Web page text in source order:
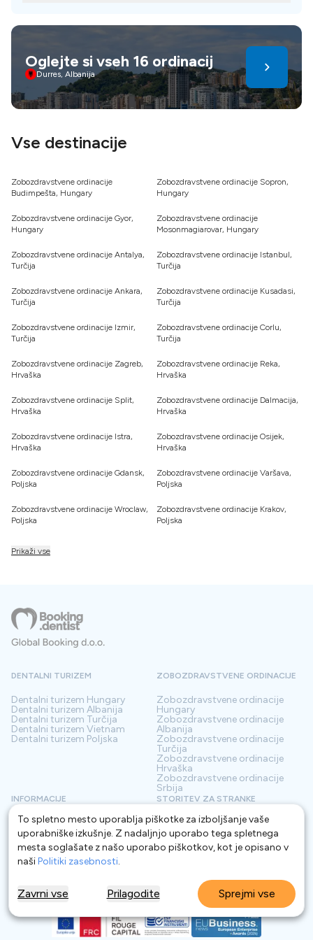
glavnih kreditnih kartic.
Oglejte si vseh 16 ordinacij
Durres, Albanija
Vse destinacije
Zobozdravstvene ordinacije
Budimpešta, Hungary
Zobozdravstvene ordinacije Sopron,
Hungary
Zobozdravstvene ordinacije Gyor,
Hungary
Zobozdravstvene ordinacije
Mosonmagiarovar, Hungary
Zobozdravstvene ordinacije Antalya,
Turčija
Zobozdravstvene ordinacije Istanbul,
Turčija
Zobozdravstvene ordinacije Ankara,
Turčija
Zobozdravstvene ordinacije Kusadasi,
Turčija
Zobozdravstvene ordinacije Izmir,
Turčija
Zobozdravstvene ordinacije Corlu,
Turčija
Zobozdravstvene ordinacije Zagreb,
Hrvaška
Zobozdravstvene ordinacije Reka,
Hrvaška
Zobozdravstvene ordinacije Split,
Hrvaška
Zobozdravstvene ordinacije Dalmacija,
Hrvaška
Zobozdravstvene ordinacije Istra,
Hrvaška
Zobozdravstvene ordinacije Osijek,
Hrvaška
Zobozdravstvene ordinacije Gdansk,
Poljska
Zobozdravstvene ordinacije Varšava,
Poljska
Zobozdravstvene ordinacije Wroclaw,
Poljska
Zobozdravstvene ordinacije Krakov,
Poljska
Prikaži vse
To spletno mesto uporablja piškotke za izboljšanje vaše
uporabniške izkušnje. Z nadaljnjo uporabo tega spletnega
mesta soglašate z našo uporabo piškotkov, kot je opisano v
našiPolitiki zasebnosti.
Zavrni vse Prilagodite Sprejmi vse
DENTALNI TURIZEM
Dentalni turizem Hungary
Dentalni turizem Albanija
Dentalni turizem Turčija
Dentalni turizem Vietnam
Dentalni turizem Poljska
ZOBOZDRAVSTVENE ORDINACIJE
Zobozdravstvene ordinacije
Hungary
Zobozdravstvene ordinacije
Albanija
Zobozdravstvene ordinacije
Turčija
Zobozdravstvene ordinacije
Hrvaška
Zobozdravstvene ordinacije
Srbija
INFORMACIJE
O nas
Kontakt
Pogosta vprašanja
Blog
Glosar
STORITEV ZA STRANKE
Pogoji
Politika zasebnosti
Za Klinike